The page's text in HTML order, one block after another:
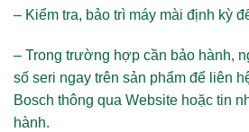
– Kiểm tra, bảo trì máy mài định kỳ
– Trong trường hợp cần bảo hành,
số seri ngay trên sản phẩm để liên
Bosch thông qua Website hoặc tin
hành.